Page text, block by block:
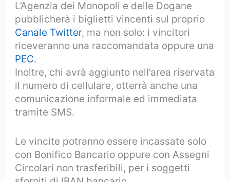
L’Agenzia dei Monopoli e delle Dogane
pubblicherà i biglietti vincenti sul proprio
Canale Twitter, ma non solo: i vincitori
riceveranno una raccomandata oppure una
PEC.
Inoltre, chi avrà aggiunto nell’area riservata
il numero di cellulare, otterrà anche una
comunicazione informale ed immediata
tramite SMS.
Le vincite potranno essere incassate solo
con Bonifico Bancario oppure con Assegni
Circolari non trasferibili, per i soggetti